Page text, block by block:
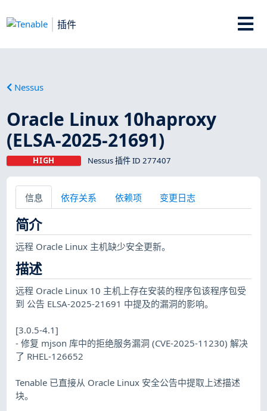
插件
Nessus
Oracle Linux 10haproxy
(ELSA-2025-21691)
HIGH Nessus 插件 ID 277407
信息 依存关系 依赖项 变更日志
简介
远程 Oracle Linux 主机缺少安全更新。
描述
远程 Oracle Linux 10 主机上存在安装的程序包该程序包受
到 公告 ELSA-2025-21691 中提及的漏洞的影响。
[3.0.5-4.1]
- 修复 mjson 库中的拒绝服务漏洞 (CVE-2025-11230) 解决
了 RHEL-126652
Tenable 已直接从 Oracle Linux 安全公告中提取上述描述
块。